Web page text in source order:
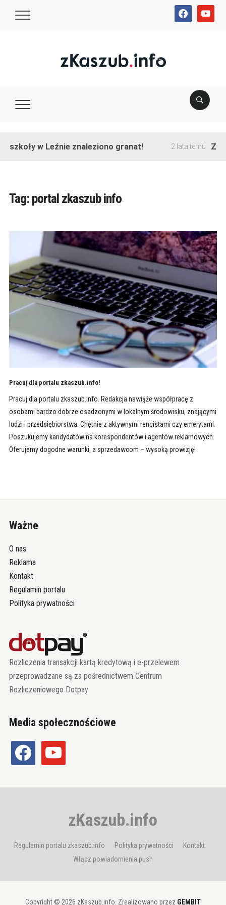
facebookyoutube
szkoły w Leźnie znaleziono granat! 2 lata temu
Tag: portal zkaszub info
Pracuj dla portalu zkaszub.info!
Pracuj dla portalu zkaszub.info. Redakcja nawiąże współpracę z
osobami bardzo dobrze osadzonymi w lokalnym środowisku, znającymi
ludzi i przedsiębiorstwa. Chętnie z aktywnymi rencistami czy emerytami.
Poszukujemy kandydatów na korespondentów i agentów reklamowych.
Oferujemy dogodne warunki, a sprzedawcom – wysoką prowizję!
Ważne
O nas
Reklama
Kontakt
Regulamin portalu
Polityka prywatności
Rozliczenia transakcji kartą kredytową i e-przelewem
przeprowadzane są za pośrednictwem Centrum
Rozliczeniowego Dotpay
Media społecznościowe
facebook youtube
zKaszub.info
Regulamin portalu zkaszub.info Polityka prywatności
Kontakt
Włącz powiadomienia push
Copyright © 2026 zKaszub.info. Zrealizowano przez GEMBIT